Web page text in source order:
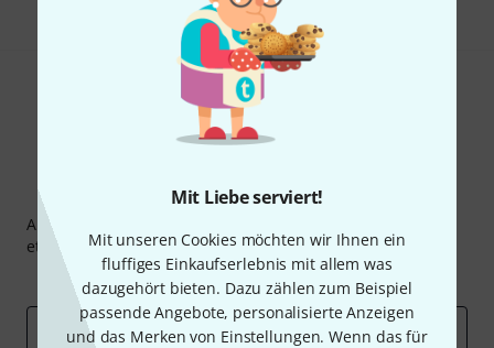
Mit Liebe serviert!
Mit unseren Cookies möchten wir Ihnen ein
fluffiges Einkaufserlebnis mit allem was
dazugehört bieten. Dazu zählen zum Beispiel
passende Angebote, personalisierte Anzeigen
und das Merken von Einstellungen. Wenn das für
Thomann Newsletter
Abonniere den Thomann Newsletter und gewinne mit
etwas Glück einen von50 Gutscheinenüber jeweils
Inspirierende Beiträge
Deals Thomann Insights
E-Mail-Adresse*